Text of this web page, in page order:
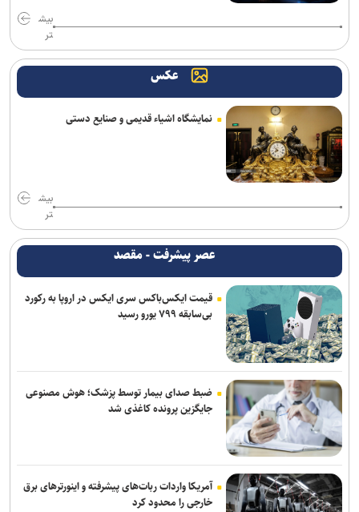
بیش
تر
عکس
نمایشگاه اشیاء قدیمی و صنایع دستی
بیش
تر
عصر پیشرفت - مقصد
قیمت ایکس‌باکس سری ایکس در اروپا به رکورد
بی‌سابقه ۷۹۹ یورو رسید
ضبط صدای بیمار توسط پزشک؛ هوش مصنوعی
جایگزین پرونده کاغذی شد
آمریکا واردات ربات‌های پیشرفته و اینورترهای برق
خارجی را محدود کرد